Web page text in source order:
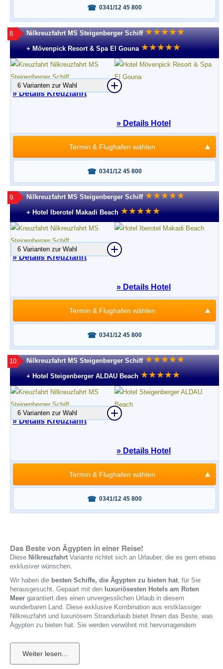
0341/12 45 800
8. Nilkreuzfahrt MS Steigenberger Schiff ★★★★★
+ Mövenpick Resort & Spa El Gouna ★★★★★
» Details Kreuzfahrt
6 Varianten zur Wahl
» Details Hotel
0341/12 45 800
Termin & Flughafen wählen
9. Nilkreuzfahrt MS Steigenberger Schiff ★★★★★
+ Hotel Iberotel Makadi Beach ★★★★★
» Details Kreuzfahrt
6 Varianten zur Wahl
» Details Hotel
0341/12 45 800
Termin & Flughafen wählen
10. Nilkreuzfahrt MS Steigenberger Schiff ★★★★★
+ Hotel Steigenberger ALDAU Beach ★★★★★
» Details Kreuzfahrt
6 Varianten zur Wahl
» Details Hotel
0341/12 45 800
Termin & Flughafen wählen
Das Beste von Ägypten in einer Reise!
Diese Nilkreuzfahrt Variante richtet sich an Urlauber, die es gern etwas
exklusiver wünschen.
Wir haben die besten Schiffe, die Ägypten zu bieten hat, für Sie
herausgesucht. Gepaart mit den luxuriösesten Hotels am Roten
Meer garantiert dies einen unvergesslichen Urlaub in diesem
wunderbaren Land. Diese exklusive Kombination aus erstklassiger
Nilkreuzfahrt und luxuriösem Strandurlaub bietet Ihnen das Beste, was
Ägypten zu bieten hat. Sie werden verwöhnt mit hervorragendem
schnell nicht vergessen werden.
Nach dem Flug nach Hurghada beginnt die Reise entspannt mit einer
ersten Übernachtung im Badehotel, von welchem Sie am zweiten Tag